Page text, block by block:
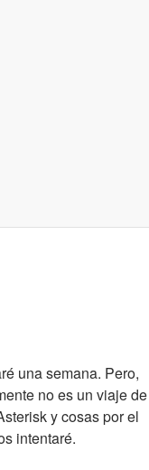
una semana. Pero,
no es un viaje de
y cosas por el
intentaré.